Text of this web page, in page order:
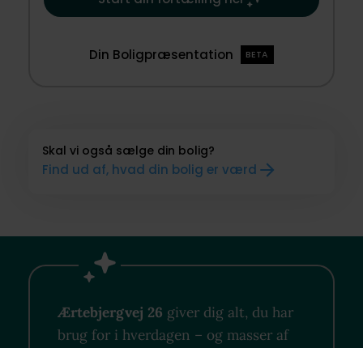
Din Boligpræsentation BETA
Skal vi også sælge din bolig?
Find ud af, hvad din bolig er værd
Ærtebjergvej 26 giver dig alt, du har
brug for i hverdagen – og masser af